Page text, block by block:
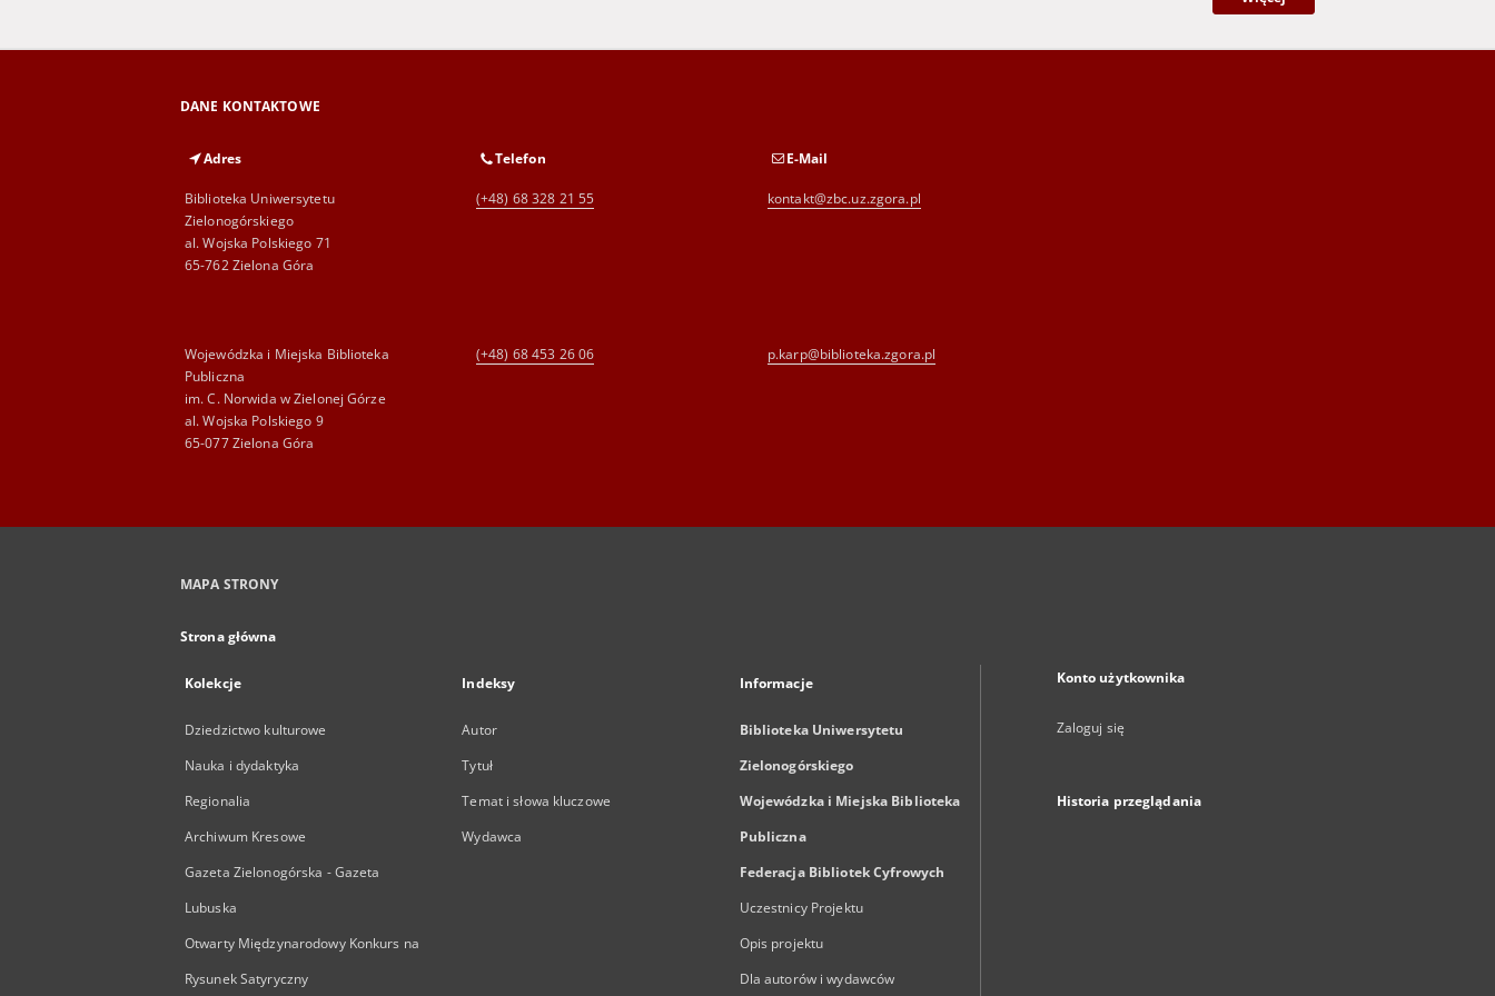
DANE KONTAKTOWE
Adres
Biblioteka Uniwersytetu
Zielonogórskiego
al. Wojska Polskiego 71
65-762 Zielona Góra
Telefon
(+48) 68 328 21 55
E-Mail
kontakt@zbc.uz.zgora.pl
Wojewódzka i Miejska Biblioteka
Publiczna
im. C. Norwida w Zielonej Górze
al. Wojska Polskiego 9
65-077 Zielona Góra
(+48) 68 453 26 06 p.karp@biblioteka.zgora.pl
MAPA STRONY
Strona główna
Kolekcje
Dziedzictwo kulturowe
Nauka i dydaktyka
Regionalia
Archiwum Kresowe
Gazeta Zielonogórska - Gazeta
Lubuska
Otwarty Międzynarodowy Konkurs na
Rysunek Satyryczny
Indeksy
Autor
Tytuł
Temat i słowa kluczowe
Wydawca
Informacje
Biblioteka Uniwersytetu
Zielonogórskiego
Wojewódzka i Miejska Biblioteka
Publiczna
Federacja Bibliotek Cyfrowych
Uczestnicy Projektu
Opis projektu
Dla autorów i wydawców
Konto użytkownika
Zaloguj się
Historia przeglądania